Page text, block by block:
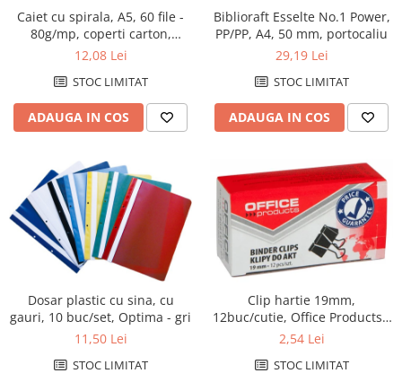
Caiet cu spirala, A5, 60 file -
80g/mp, coperti carton,
AURORA Bur-o-Class -
12,08 Lei
STOC LIMITAT
ADAUGA IN COS
Biblioraft Esselte No.1 Power,
PP/PP, A4, 50 mm, portocaliu
29,19 Lei
STOC LIMITAT
ADAUGA IN COS
Dosar plastic cu sina, cu
gauri, 10 buc/set, Optima - gri
11,50 Lei
STOC LIMITAT
Clip hartie 19mm,
12buc/cutie, Office Products -
negru
2,54 Lei
STOC LIMITAT